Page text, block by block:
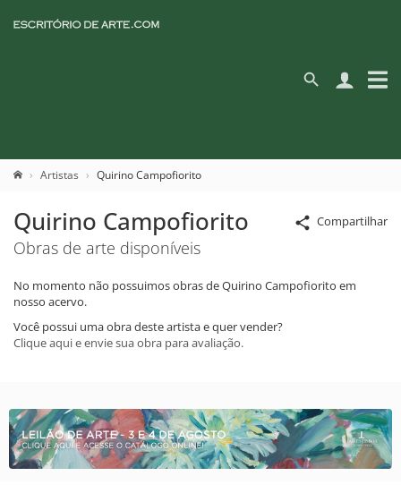
Artistas Quirino Campofiorito
Compartilhar
Quirino Campofiorito
Obras de arte disponíveis
No momento não possuimos obras de Quirino Campofiorito em
nosso acervo.
Você possui uma obra deste artista e quer vender?
Clique aqui e envie sua obra para avaliação.